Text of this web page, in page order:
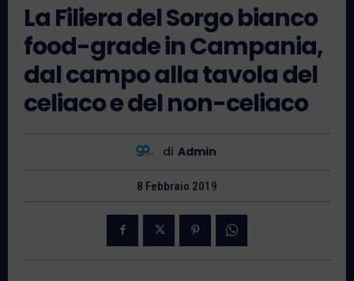
La Filiera del Sorgo bianco
food-grade in Campania,
dal campo alla tavola del
celiaco e del non-celiaco
di Admin
8 Febbraio 2019